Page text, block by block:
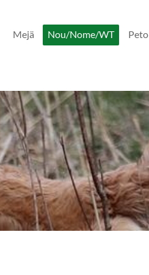
Mejä Nou/Nome/WT Peto